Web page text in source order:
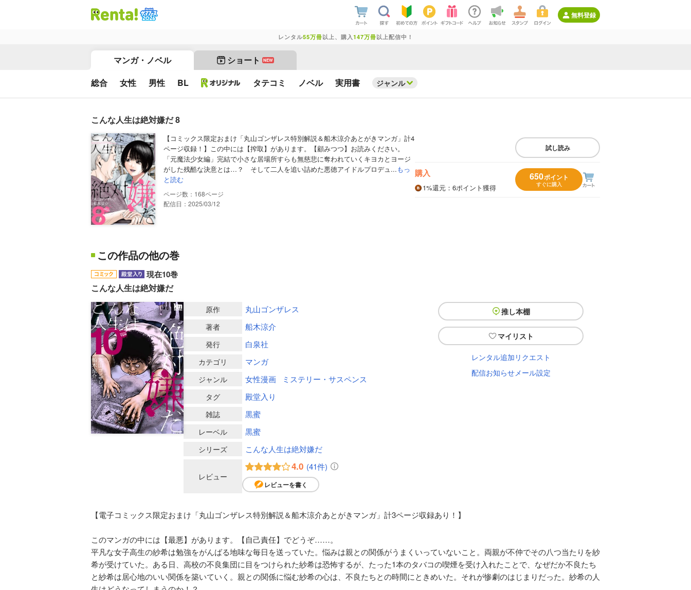
無料登録
レンタル55万冊以上、購入 147万冊以上配信中！
マンガ・ノベル ショート NEW
総合 女性 男性 BL タテコミ ノベル 実用書 ジャンル
こんな人生は絶対嫌だ 8
【コミックス限定おまけ「丸山ゴンザレス特別解説＆船木涼介あとがきマンガ」計4
ページ収録！】この中には【搾取】があります。【顧みつつ】お読みください。
「元魔法少女編」完結で小さな居場所すらも無慈悲に奪われていくキヨカとヨージ
がした残酷な決意とは…？ そして二人を追い詰めた悪徳アイドルプロデュ...もっ
と読む
168
配信日：2025/03/12
試し読み
購入
1%還元 ：6ポイント獲得
650ポイント
すぐに購入
この作品の他の巻
現在10巻
こんな人生は絶対嫌だ
推し本棚
マイリスト
レンタル追加リクエスト
配信お知らせメール設定
原作 丸山ゴンザレス
著者 船木涼介
発行 白泉社
カテゴリ マンガ
ジャンル 女性漫画 ミステリー・サスペンス
タグ 殿堂入り
雑誌 黒蜜
レーベル 黒蜜
シリーズ こんな人生は絶対嫌だ
レビュー
4.0 (41件)
レビューを書く
【電子コミックス限定おまけ「丸山ゴンザレス特別解説＆船木涼介あとがきマンガ」計3ページ収録あり！】
このマンガの中には【最悪】があります。【自己責任】でどうぞ……。
平凡な女子高生の紗希は勉強をがんばる地味な毎日を送っていた。悩みは親との関係がうまくいっていないこと。両親が不仲でその八つ当たりを紗
希が受けていた。ある日、高校の不良集団に目をつけられた紗希は恐怖するが、たった1本のタバコの喫煙を受け入れたことで、なぜだか不良たち
と紗希は居心地のいい関係を築いていく。親との関係に悩む紗希の心は、不良たちとの時間にときめいた。それが惨劇のはじまりだった。紗希の人